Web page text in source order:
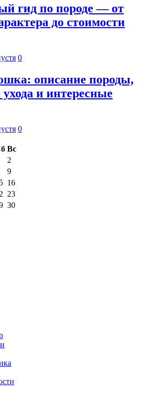
гид по породе — от
до стоимости
0
описание породы,
ухода и интересные
0
Вс
2
9
16
23
30